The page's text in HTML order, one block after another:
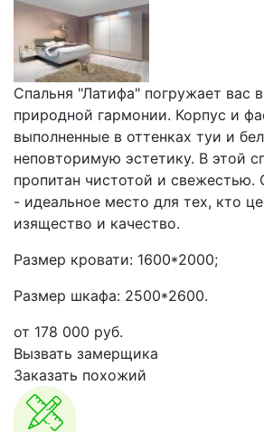
Спальня "Латифа" погружает вас
природной гармонии. Корпус и
выполненные в оттенках туи и
неповторимую эстетику. В этой
пропитан чистотой и свежестью.
- идеальное место для тех, кто
изящество и качество.
Размер кровати: 1600*2000;
Размер шкафа: 2500*2600.
от 178 000 руб.
Вызвать замерщика
Заказать похожий